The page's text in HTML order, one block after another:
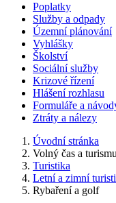
Poplatky
Služby a odpady
Územní plánování
Vyhlášky
Školství
Sociální služby
Krizové řízení
Hlášení rozhlasu
Formuláře a
Ztráty a nálezy
Úvodní stránka
Volný čas a
Turistika
Letní a zimní
Rybaření a golf